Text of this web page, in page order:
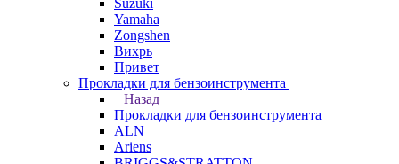
Suzuki
Yamaha
Zongshen
Вихрь
Привет
Прокладки для бензоинструмента
Назад
Прокладки для бензоинструмента
ALN
Ariens